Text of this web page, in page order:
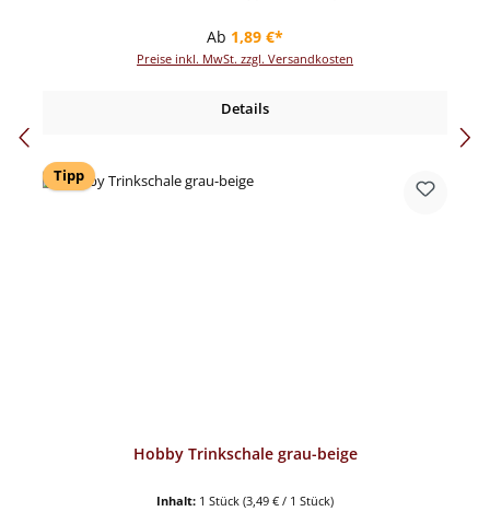
Regulärer Preis:
Ab 1,89 €*
Preise inkl. MwSt. zzgl. Versandkosten
Details
Tipp
Hobby Trinkschale grau-beige
Inhalt: 1 Stück (3,49 € / 1 Stück)